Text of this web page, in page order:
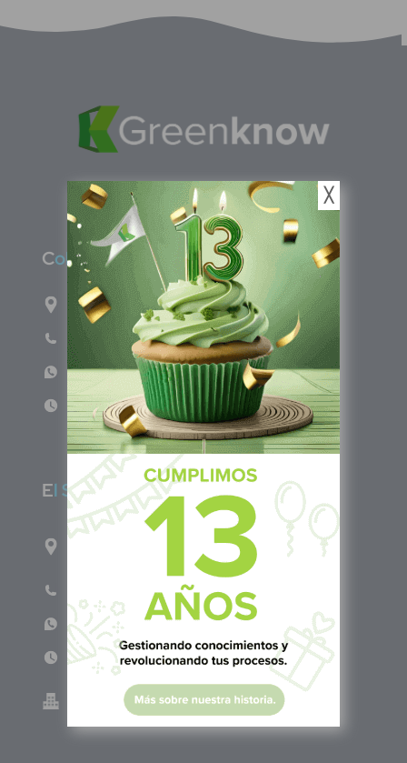
Colombia
Carrera 71G #117-67 INT 3 OFI 701
Teléfono: (601) 522 3869
WhatsApp: +57 317 4651554
Lun - Vie 8:00am - 5:00pm
El Salvador
1ro Cll Pte, y 61 Av Nte, #3206, Local 9, San
Teléfono: +503 6986 1402
WhatsApp: +503 7687 3923
Lun - Vie 8:00am - 5:00pm
Green Know S.A de C.V - El Salvador 0614-
220118-102-0
╳